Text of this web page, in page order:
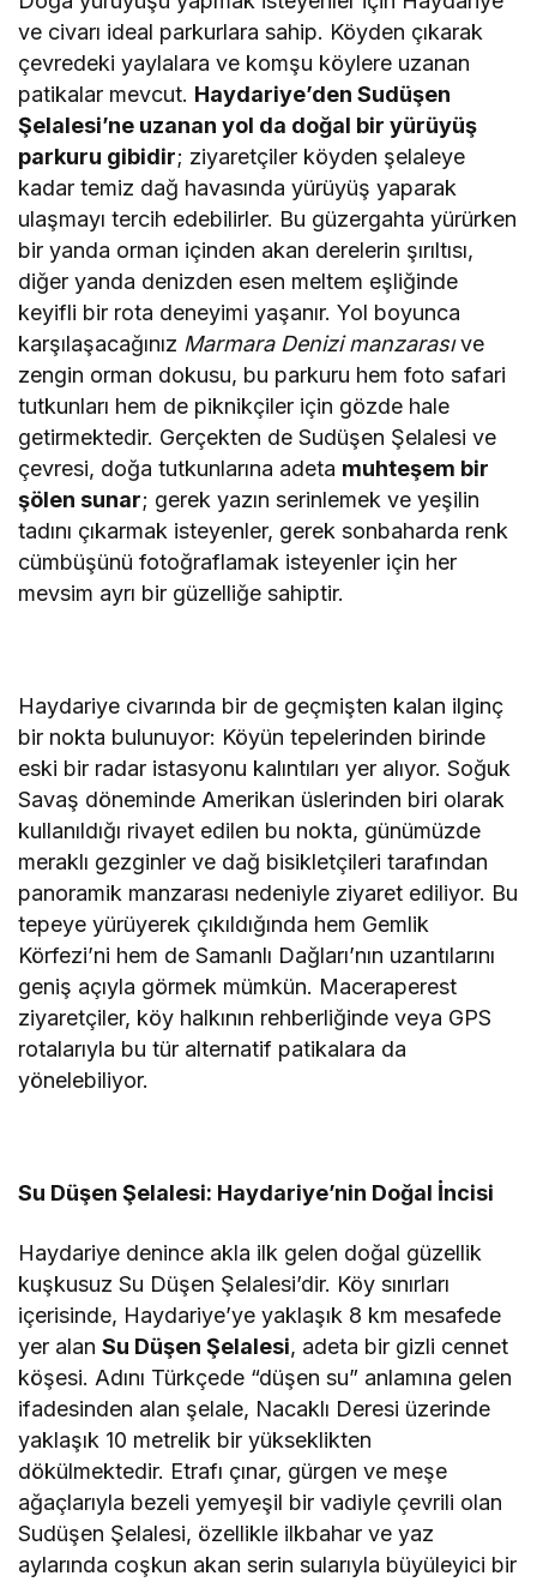
ve civarı ideal parkurlara sahip. Köyden çıkarak
çevredeki yaylalara ve komşu köylere uzanan
patikalar mevcut. Haydariye’den Sudüşen
Şelalesi’ne uzanan yol da doğal bir yürüyüş
parkuru gibidir; ziyaretçiler köyden şelaleye
kadar temiz dağ havasında yürüyüş yaparak
ulaşmayı tercih edebilirler. Bu güzergahta yürürken
bir yanda orman içinden akan derelerin şırıltısı,
diğer yanda denizden esen meltem eşliğinde
keyifli bir rota deneyimi yaşanır. Yol boyunca
karşılaşacağınız Marmara Denizi manzarasıve
zengin orman dokusu, bu parkuru hem foto safari
tutkunları hem de piknikçiler için gözde hale
getirmektedir. Gerçekten de Sudüşen Şelalesi ve
çevresi, doğa tutkunlarına adeta muhteşem bir
şölen sunar; gerek yazın serinlemek ve yeşilin
tadını çıkarmak isteyenler, gerek sonbaharda renk
cümbüşünü fotoğraflamak isteyenler için her
mevsim ayrı bir güzelliğe sahiptir.
Haydariye civarında bir de geçmişten kalan ilginç
bir nokta bulunuyor: Köyün tepelerinden birinde
eski bir radar istasyonu kalıntıları yer alıyor. Soğuk
Savaş döneminde Amerikan üslerinden biri olarak
kullanıldığı rivayet edilen bu nokta, günümüzde
meraklı gezginler ve dağ bisikletçileri tarafından
panoramik manzarası nedeniyle ziyaret ediliyor. Bu
tepeye yürüyerek çıkıldığında hem Gemlik
Körfezi’ni hem de Samanlı Dağları’nın uzantılarını
geniş açıyla görmek mümkün. Maceraperest
ziyaretçiler, köy halkının rehberliğinde veya GPS
rotalarıyla bu tür alternatif patikalara da
yönelebiliyor.
Su Düşen Şelalesi: Haydariye’nin Doğal İncisi
Haydariye denince akla ilk gelen doğal güzellik
kuşkusuz Su Düşen Şelalesi’dir. Köy sınırları
içerisinde, Haydariye’ye yaklaşık 8 km mesafede
yer alanSu Düşen Şelalesi, adeta bir gizli cennet
köşesi. Adını Türkçede “düşen su” anlamına gelen
ifadesinden alan şelale, Nacaklı Deresi üzerinde
yaklaşık 10 metrelik bir yükseklikten
dökülmektedir. Etrafı çınar, gürgen ve meşe
ağaçlarıyla bezeli yemyeşil bir vadiyle çevrili olan
Sudüşen Şelalesi, özellikle ilkbahar ve yaz
aylarında coşkun akan serin sularıyla büyüleyici bir